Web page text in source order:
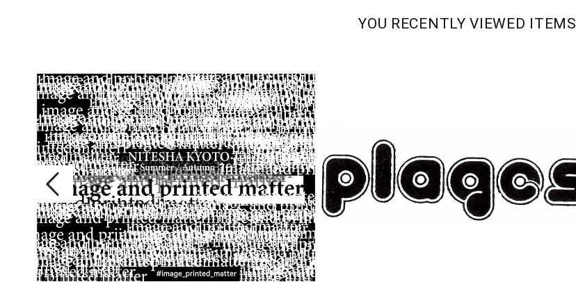
YOU RECENTLY VIEWED ITEMS